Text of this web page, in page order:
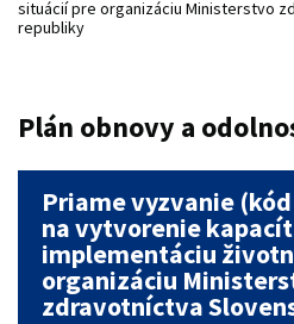
situácií pre organizáciu Ministerstvo
republiky
Plán obnovy a
Priame vyzvanie
na vytvorenie
implementáciu
organizáciu
zdravotníctva